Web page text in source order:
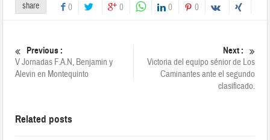
share 0 0 0 0
Previous :
V Jornadas F.A.N, Benjamin y
Alevin en Montequinto
Next :
Victoria del equipo sénior de Los
Caminantes ante el segundo
clasificado.
Related posts